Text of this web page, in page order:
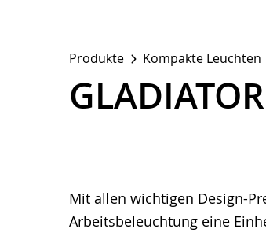
Produkte Kompakte Leuchten
Mit allen wichtigen Design-
Arbeitsbeleuchtung eine